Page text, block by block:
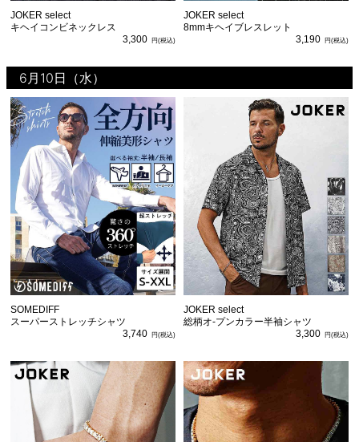
JOKER select
キヘイコンビネックレス
3,300
JOKER select
8mmキヘイブレスレット
3,190
6月10日（水）
SOMEDIFF
スーパーストレッチシャツ
3,740
JOKER select
総柄オ-プンカラー半袖シャツ
3,300